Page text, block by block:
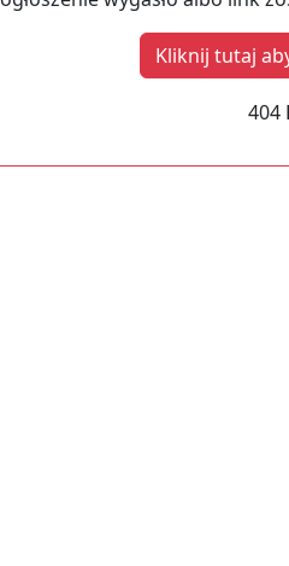
Kliknij tutaj
404